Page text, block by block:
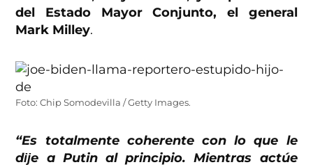
del Estado Mayor Conjunto, el general
Mark Milley.
Foto: Chip Somodevilla / Getty Images.
“Es totalmente coherente con lo que le
dĳe a Putin al principio. Mientras actúe